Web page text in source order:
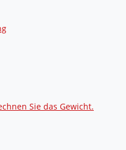
Sie das Gewicht.